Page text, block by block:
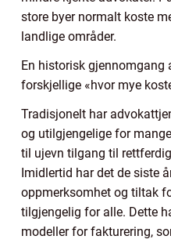
store byer normalt koste
landlige områder.
En historisk gjennomgang
forskjellige «hvor mye
Tradisjonelt har
og utilgjengelige for
til ujevn tilgang til
Imidlertid har det de siste
oppmerksomhet og tiltak
tilgjengelig for alle. Dette
modeller for fakturering,